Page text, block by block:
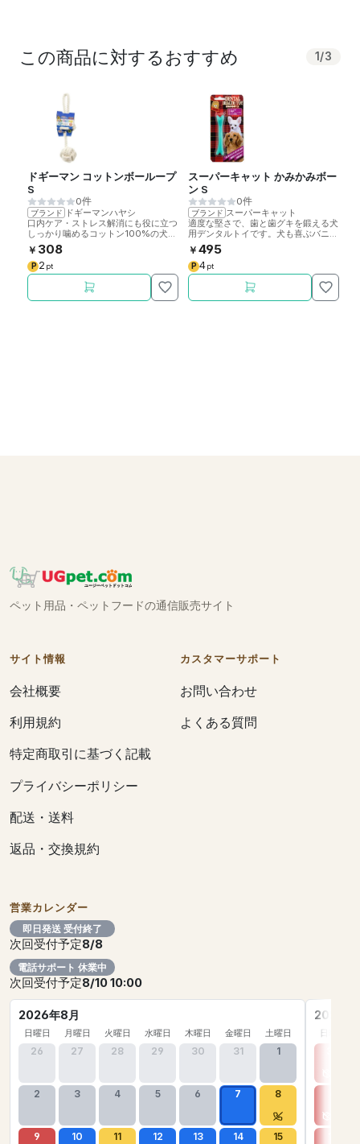
この商品に対するおすすめ 1 /3
ドギーマン コットンボーループ
S
0件
ブランド ドギーマンハヤシ
口内ケア・ストレス解消にも役に立つ
しっかり噛めるコットン100%の犬用
デンタルトイです。
￥ 308
P 2 pt
スーパーキャット かみかみボー
ン S
0件
ブランド スーパーキャット
適度な堅さで、歯と歯グキを鍛える犬
用デンタルトイです。犬も喜ぶバニラ
の香り。
￥ 495
P 4pt
ペット用品・ペットフードの通信販売サイト
サイト情報
会社概要
利用規約
特定商取引に基づく記載
プライバシーポリシー
配送・送料
返品・交換規約
カスタマーサポート
お問い合わせ
よくある質問
営業カレンダー
即日発送 受付終了
次回受付予定8/8
電話サポート 休業中
次回受付予定8/10 10:00
2026年8月
日曜日 月曜日 火曜日 水曜日 木曜日 金曜日 土曜日
26 27 28 29 30 31 1
2 3 4 5 6 7 8
9 10 11 12 13 14 15
2026年
日曜日